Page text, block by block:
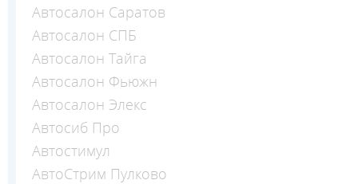
Автосалон Саратов
Автосалон СПБ
Автосалон Тайга
Автосалон Фьюжн
Автосалон Элекс
Автосиб Про
Автостимул
АвтоСтрим Пулково